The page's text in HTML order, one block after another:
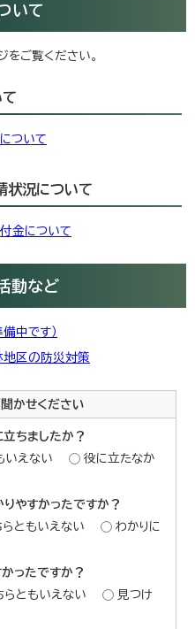
いて
をご覧ください。
ついて
状況について
金について
動など
中です）
区の防災対策
かせください
ちましたか？
いえない
役に立たなか
やすかったですか？
らともいえない
わかりに
ったですか？
らともいえない
見つけ